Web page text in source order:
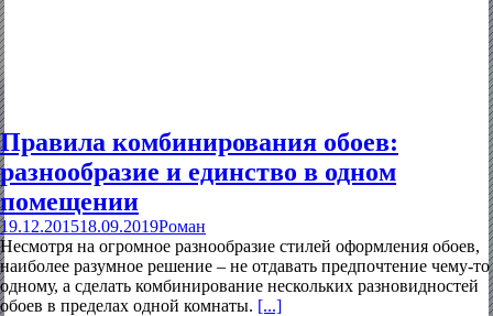
Правила комбинирования обоев:
разнообразие и единство в одном
помещении
19.12.201518.09.2019Роман
Несмотря на огромное разнообразие стилей оформления обоев,
наиболее разумное решение – не отдавать предпочтение чему-то
одному, а сделать комбинирование нескольких разновидностей
обоев в пределах одной комнаты. [...]